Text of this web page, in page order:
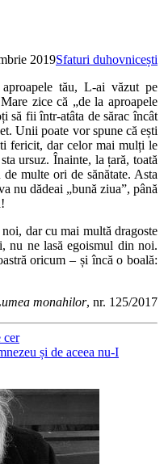
2019Sfaturi duhovnicești
tău, L-ai văzut pe
zice că „de la aproapele
să fii într-atâta de sărac încât
Unii poate vor spune că ești
fericit, dar celor mai mulți le
ursuz. Înainte, la țară, toată
multe ori de sănătate. Asta
nu dădeai „bună ziua”, până
dar cu mai multă dragoste
nu ne lasă egoismul din noi.
oricum – și încă o boală:
monahilor, nr. 125/2017
cer
și de aceea nu-I